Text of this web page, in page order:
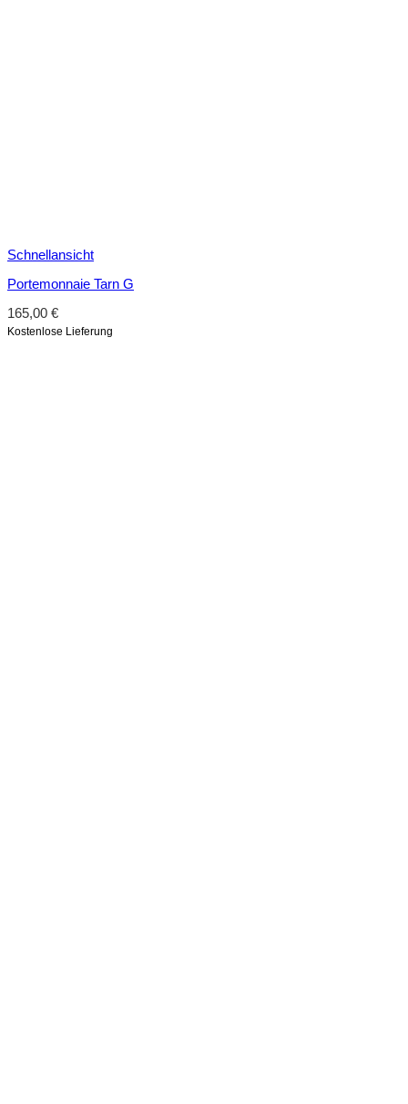
Schnellansicht
Portemonnaie Tarn G
165,00 €
Kostenlose Lieferung